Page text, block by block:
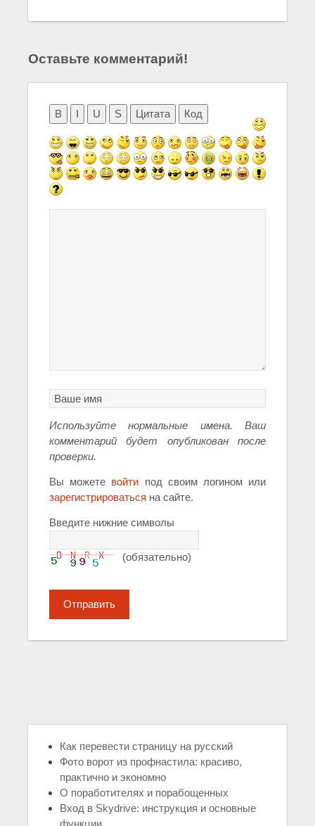
Оставьте комментарий!
B I U S Цитата Код
Используйте нормальные имена. Ваш
комментарий будет опубликован после
проверки.
Вы можете войти под своим логином или
зарегистрироваться на сайте.
Введите нижние символы
(обязательно)
Отправить
Как перевести страницу на русский
Фото ворот из профнастила: красиво,
практично и экономно
О поработителях и порабощенных
Вход в Skydrive: инструкция и основные